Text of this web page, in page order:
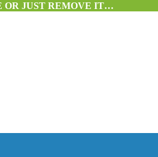
OR JUST REMOVE IT…